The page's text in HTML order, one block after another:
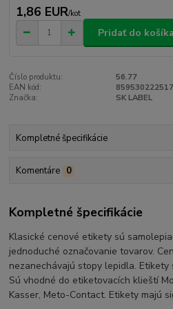
1,86 EUR/kot
Pridať do košíka
Číslo produktu:
56.77
EAN kód:
Značka:
SK LABEL
Kompletné špecifikácie
Komentáre 0
Kompletné špecifikácie
Klasické cenové etikety sú
jednoduché označovanie tovarov.
nezanechávajú stopy lepidla.
Sú vhodné do etiketovacích klieští
Kasser, Meto-Contact. Etikety majú